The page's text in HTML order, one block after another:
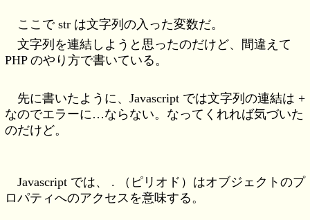
ここで str は文字列の入った変数だ。
文字列を連結しようと思ったのだけど、間違えて
PHP のやり方で書いている。
先に書いたように、Javascript では文字列の連結は +
なのでエラーに…ならない。なってくれれば気づいた
のだけど。
Javascript では、 . （ピリオド）はオブジェクトのプ
ロパティへのアクセスを意味する。